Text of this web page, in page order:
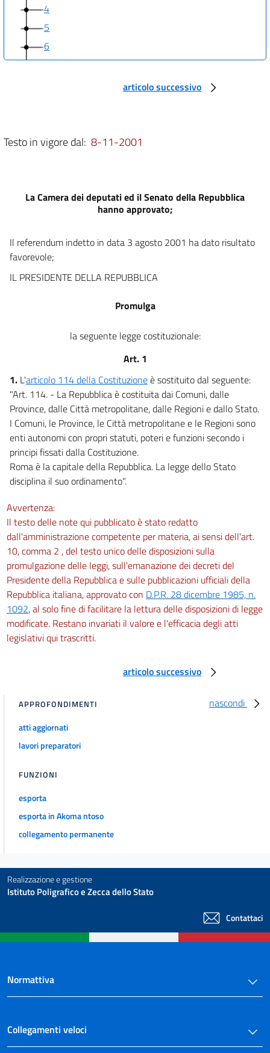
4
5
6
7
11
articolo successivo
Testo in vigore dal: 8-11-2001
La Camera dei deputati ed il Senato della Repubblica
hanno approvato;
Il referendum indetto in data 3 agosto 2001 ha dato risultato
favorevole;
IL PRESIDENTE DELLA REPUBBLICA
Promulga
la seguente legge costituzionale:
Art. 1
1. L'articolo 114 della Costituzioneè sostituito dal seguente:
"Art. 114. - La Repubblica è costituita dai Comuni, dalle
Province, dalle Città metropolitane, dalle Regioni e dallo Stato.
I Comuni, le Province, le Città metropolitane e le Regioni sono
enti autonomi con propri statuti, poteri e funzioni secondo i
principi fissati dalla Costituzione.
Roma è la capitale della Repubblica. La legge dello Stato
disciplina il suo ordinamento".
Avvertenza:
Il testo delle note qui pubblicato è stato redatto
dall'amministrazione competente per materia, ai sensi dell'art.
10, comma 2 , del testo unico delle disposizioni sulla
promulgazione delle leggi, sull'emanazione dei decreti del
Presidente della Repubblica e sulle pubblicazioni ufficiali della
Repubblica italiana, approvato con D.P.R. 28 dicembre 1985, n.
1092, al solo fine di facilitare la lettura delle disposizioni di legge
modificate. Restano invariati il valore e l'efficacia degli atti
legislativi qui trascritti.
articolo successivo
nascondi
APPROFONDIMENTI
atti aggiornati
lavori preparatori
FUNZIONI
esporta
esporta in Akoma ntoso
collegamento permanente
Realizzazione e gestione
Istituto Poligrafico e Zecca dello Stato
Contattaci
Normattiva
Collegamenti veloci